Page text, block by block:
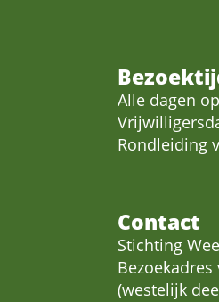
Alle dagen
Rondleiding
Contact
Stichting
(westelijk